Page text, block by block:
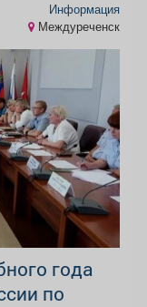
Информация
Междуреченск
года
по